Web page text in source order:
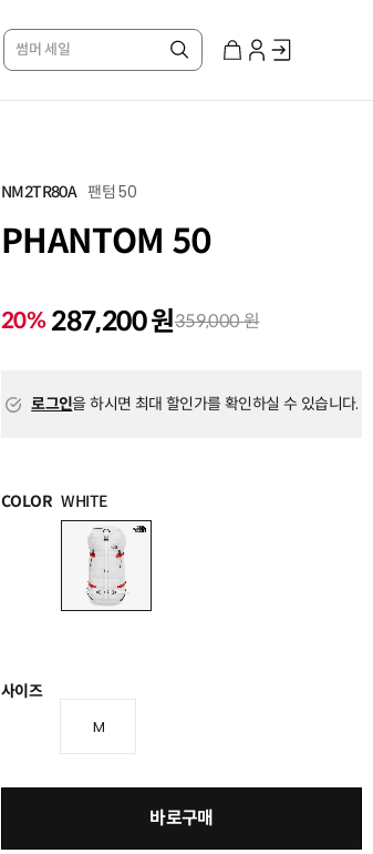
썸머 세일
NM2TR80A 팬텀 50
PHANTOM 50
20% 287,200 원359,000 원
로그인을 하시면 최대 할인가를 확인하실 수 있습니다.
COLOR WHITE
사이즈
M
바로구매